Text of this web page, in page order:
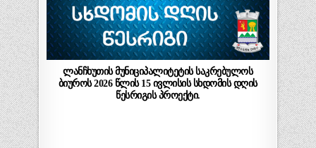
ლანჩხუთის მუნიციპალიტეტის საკრებულოს
ბიუროს 2026 წლის 15 ივლისის სხდომის დღის
წესრიგის პროექტი.